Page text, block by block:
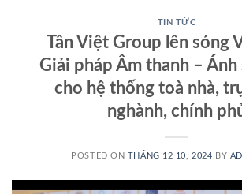
TIN TỨC
Tân Việt Group lên sóng
Giải pháp Âm thanh – Ánh
cho hệ thống toà nhà,
nghành, chính
POSTED ON THÁNG 12 10, 2024 BY